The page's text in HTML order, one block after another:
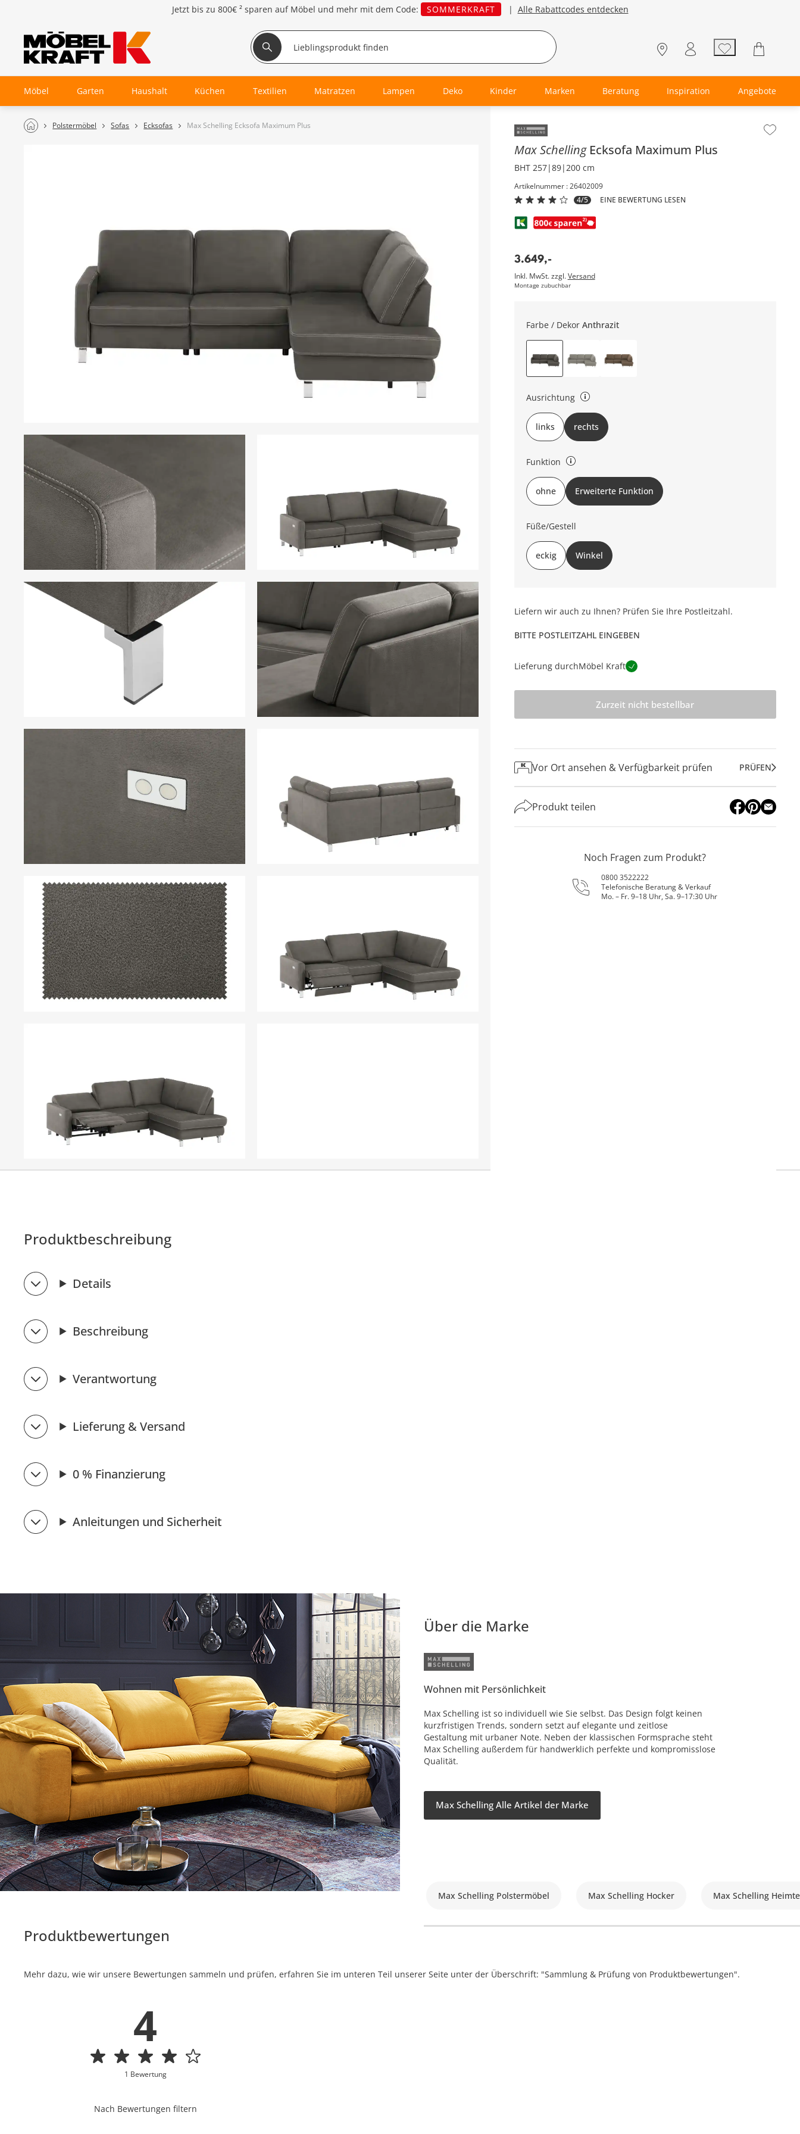
Jetzt bis zu 800€ ² sparen auf Möbel und mehr mit dem Code: SOMMERKRAFT | Alle Rabattcodes entdecken
Möbel Garten Haushalt Küchen Textilien Matratzen Lampen Deko Kinder Marken Beratung Inspiration Angebote
Polstermöbel Sofas Ecksofas Max Schelling Ecksofa Maximum Plus Inhalt der Seitenleiste überspringen - Zum Seitenende
Max Schelling Ecksofa Maximum Plus
BHT 257|89|200 cm
Artikelnummer : 26402009
4/5
EINE BEWERTUNG LESEN
3.649,-
Inkl. MwSt. zzgl.Versand
Montage zubuchbar
Farbe / Dekor Anthrazit
Ausrichtung
rechts oder links (bezieht sich auf die Draufsicht)
links rechts
Funktion
ohne Funktion: keine erweiterte Funktion: teilmotorische Relaxfunktion
ohne Erweiterte Funktion
Füße/Gestell
eckig Winkel
Liefern wir auch zu Ihnen? Prüfen Sie Ihre Postleitzahl.
BITTE POSTLEITZAHL EINGEBEN
Lieferung durchMöbel Kraft
Zurzeit nicht bestellbar
Vor Ort ansehen & Verfügbarkeit prüfen PRÜFEN
Produkt teilen
Noch Fragen zum Produkt?
0800 3522222
Telefonische Beratung & Verkauf
Mo. – Fr. 9–18 Uhr, Sa. 9–17:30 Uhr
Produktbeschreibung
Details
Beschreibung
Verantwortung
Lieferung & Versand
0 % Finanzierung
Anleitungen und Sicherheit
Über die Marke
Wohnen mit Persönlichkeit
Max Schelling ist so individuell wie Sie selbst. Das Design folgt keinen
kurzfristigen Trends, sondern setzt auf elegante und zeitlose
Gestaltung mit urbaner Note. Neben der klassischen Formsprache steht
Max Schelling außerdem für handwerklich perfekte und kompromisslose
Qualität.
Max Schelling Alle Artikel der Marke
Max Schelling Polstermöbel Max Schelling Hocker Max Schelling
Produktbewertungen
Mehr dazu, wie wir unsere Bewertungen sammeln und prüfen, erfahren Sie im unteren Teil unserer Seite unter der Überschrift: "Sammlung & Prüfung von Produktbewertungen".
4
1 Bewertung
Nach Bewertungen filtern